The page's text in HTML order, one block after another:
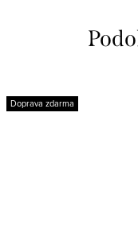
Doprava zdarma